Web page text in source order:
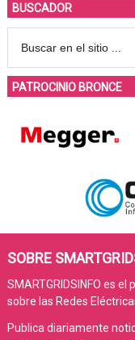
BUSCADOR
PATROCINIO BRONCE
SOBRE
SMARTGRIDSINFO es
sobre las Redes
Publica diariamente